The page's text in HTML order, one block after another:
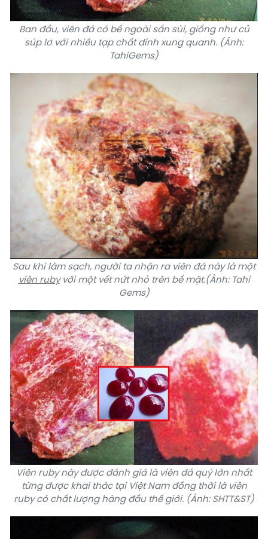
Ban đầu, viên đá có bề ngoài sần sùi, giống như củ
súp lơ với nhiều tạp chất dính xung quanh. (Ảnh:
TahiGems)
Sau khi làm sạch, người ta nhận ra viên đá này là một
viên rubyvới một vết nứt nhỏ trên bề mặt.(Ảnh: Tahi
Gems)
Viên ruby này được đánh giá là viên đá quý lớn nhất
từng được khai thác tại Việt Nam đồng thời là viên
ruby có chất lượng hàng đầu thế giới. (Ảnh: SHTT&ST)